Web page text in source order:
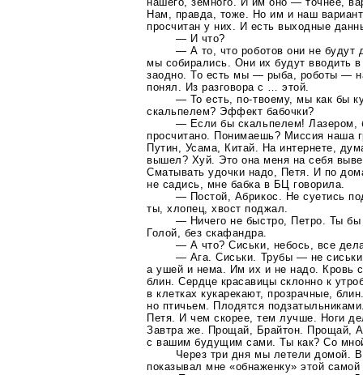
Нам, правда, тоже. Но им и наш
просчитан у них. И есть выходные
— И что?
— А то, что роботов они не будут
мы собирались. Они их будут вводить
заодно. То есть мы — рыба, роботы —
понял. Из разговора с … этой.
— То есть,по-твоему, мы как бы
скальпелем? Эффект бабочки?
— Если бы скальпелем! Лазером,
просчитано. Понимаешь? Миссия наша
Путин, Усама, Китай. На интернете,
вышел? Хуй. Это она меня на себя
Сматывать удочки надо, Петя. И по
не садись, мне бабка в БЦ говорила.
— Постой, Абрикос. Не суетись
ты, хлопец, хвост поджал.
— Ничего не быстро, Петро. Ты
Голой, без скафандра.
— А что? Сиськи, небось, все
— Ага. Сиськи. Трубы — не
а ушей и нема. Им их и не надо. Кровь
блин. Сердце красавицы склонно к
в клетках кукарекают, прозрачные,
но птичьем. Плодятся
Петя. И чем скорее, тем лучше. Ноги
Завтра же. Прощай, Брайтон. Прощай,
с вашим будущим сами. Ты как? Со
Через три дня мы летели домой.
показывал мне «обнаженку» этой